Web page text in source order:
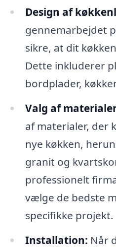
Design af
gennemarbejdet
sikre, at dit
Dette inkluderer
bordplader,
Valg af
af materialer, der
nye køkken,
granit og
professionelt
vælge de bedste
specifikke projekt.
Installation: Når